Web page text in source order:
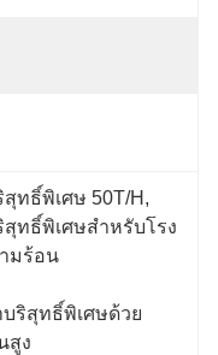
ทธิ์พิเศษ 50T/H ,
ทธิ์พิเศษสำหรับโรง
มร้อน
บริสุทธิ์พิเศษด้วย
สูง